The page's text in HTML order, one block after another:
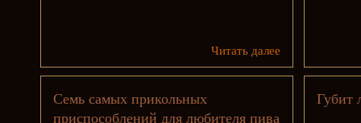
Читать далее
Семь самых прикольных
приспособлений для любителя пива
Губит